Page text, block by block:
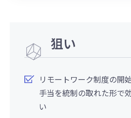
狙い
リモートワーク制度の開
手当を統制の取れた形で
い